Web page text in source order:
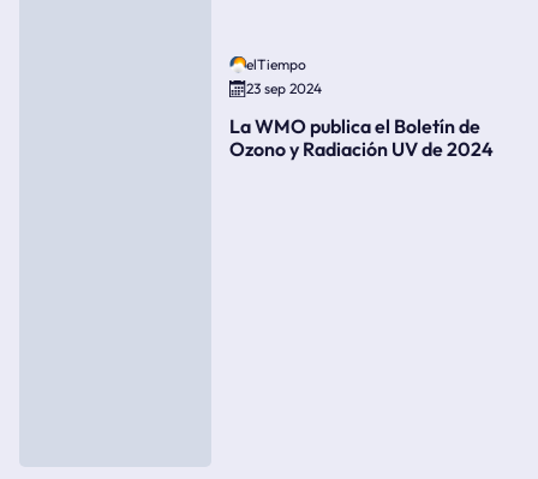
elTiempo
23 sep 2024
La WMO publica el Boletín de
Ozono y Radiación UV de 2024